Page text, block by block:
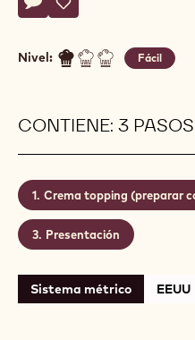
Escriba un comentario
- Coco Loco
Guardar
- Coco Loco
Nivel: Fácil
CONTIENE: 3 PASOS
Crema topping (preparar
Presentación
Sistema métrico EEUU